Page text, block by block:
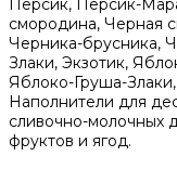
Персик, Персик-
смородина, Черная
Черника-брусника,
Злаки, Экзотик,
Яблоко-Груша-
Наполнители для
сливочно-молочных
фруктов и ягод.